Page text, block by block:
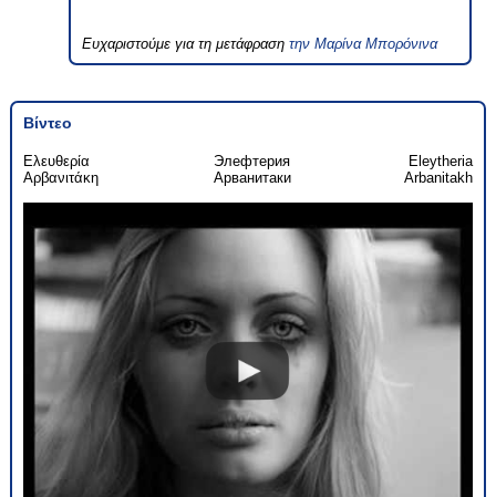
Ευχαριστούμε για τη μετάφρασητην Μαρίνα Μπορόνινα
Βίντεο
Ελευθερία
Αρβανιτάκη
Элефтерия
Арванитаки
Eleytheria
Arbanitakh